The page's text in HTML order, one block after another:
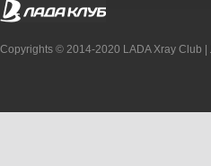
Copyrights © 2014-2020 LADA Xray Club |